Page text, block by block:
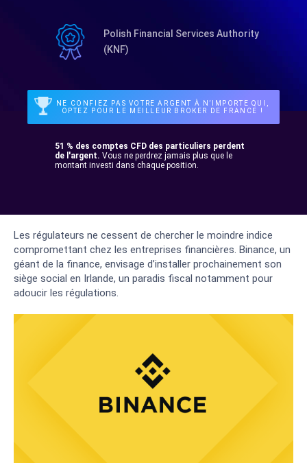
Polish Financial Services Authority
(KNF)
NE CONFIEZ PAS VOTRE ARGENT À N’IMPORTE QUI,
OPTEZ POUR LE MEILLEUR BROKER DE FRANCE !
51 % des comptes CFD des particuliers perdent
de l'argent. Vous ne perdrez jamais plus que le
montant investi dans chaque position.
Les régulateurs ne cessent de chercher le moindre indice
compromettant chez les entreprises financières. Binance, un
géant de la finance, envisage d’installer prochainement son
siège social en Irlande, un paradis fiscal notamment pour
adoucir les régulations.